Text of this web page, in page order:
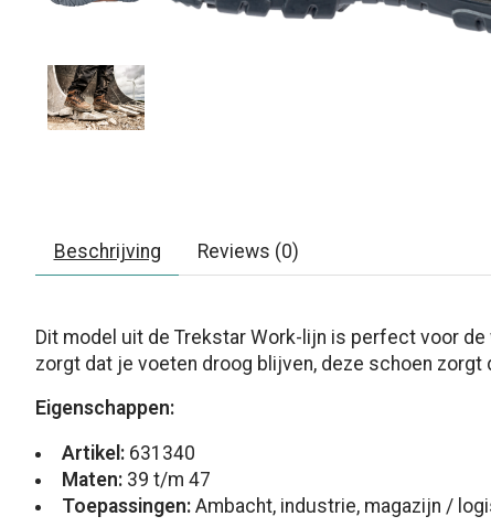
Beschrijving Reviews (0)
Dit model uit de Trekstar Work-lijn is perfect voor
zorgt dat je voeten droog blijven, deze schoen
Eigenschappen:
Artikel: 631340
Maten: 39 t/m 47
Toepassingen: Ambacht, industrie, magazijn /